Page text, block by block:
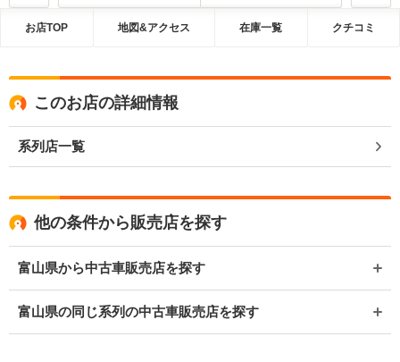
お店TOP 地図&アクセス 在庫一覧 クチコミ
このお店の詳細情報
系列店一覧
他の条件から販売店を探す
富山県から中古車販売店を探す
富山県の同じ系列の中古車販売店を探す